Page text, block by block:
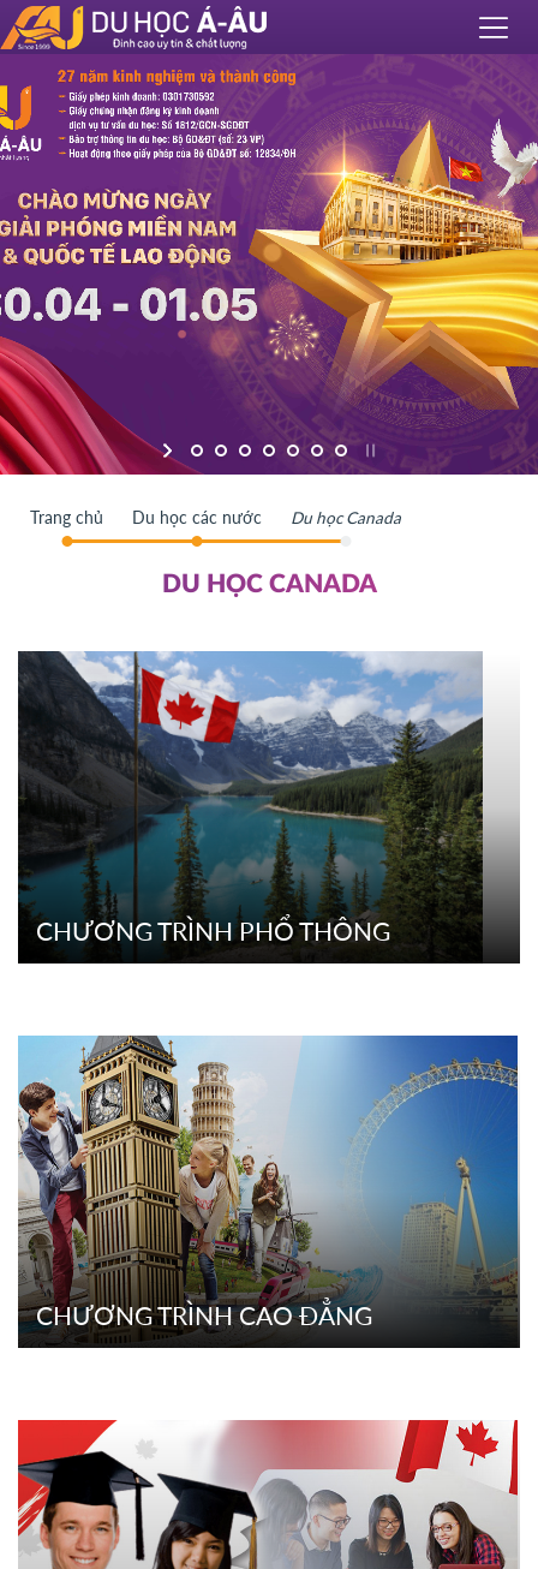
Trang chủ Du học các nước Du học Canada
DU HỌC CANADA
CHI TIẾT
CHƯƠNG TRÌNH PHỔ THÔNG
CHI TIẾT
CHƯƠNG TRÌNH CAO ĐẲNG